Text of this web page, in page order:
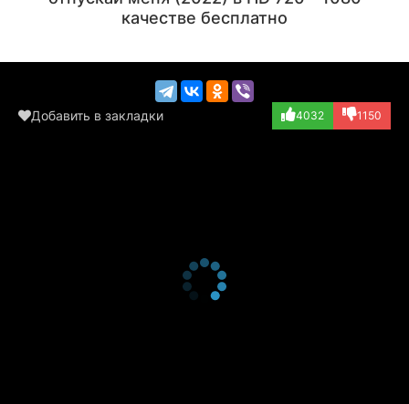
(Mackie)
качестве бесплатно
Добавить в закладки 4032 1150